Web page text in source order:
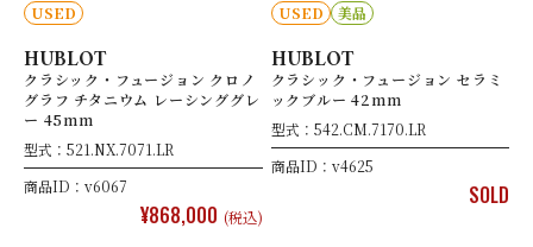
USED
HUBLOT
クラシック・フュージョン クロノ
グラフ チタニウム レーシンググレ
ー 45mm
型式：521.NX.7071.LR
商品ID：v6067
¥868,000 (税込)
USED 美品
HUBLOT
クラシック・フュージョン セラミ
ックブルー 42mm
型式：542.CM.7170.LR
商品ID：v4625
SOLD